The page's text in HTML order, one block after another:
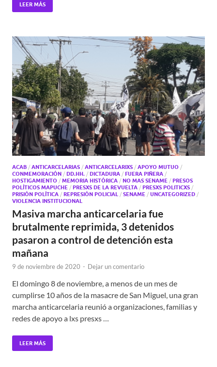
LEER MÁS
ACAB / ANTICARCELARIAS / ANTICARCELARIXS / APOYO MUTUO /
CONMEMORACIÓN / DD.HH. / DICTADURA / FUERA PIÑERA /
HOSTIGAMIENTO / MEMORIA HISTÓRICA / NO MAS SENAME / PRESOS
POLÍTICOS MAPUCHE / PRESXS DE LA REVUELTA / PRESXS POLITICXS /
PRISIÓN POLÍTICA / REPRESIÓN POLICIAL / SENAME / UNCATEGORIZED /
VIOLENCIA INSTITUCIONAL
Masiva marcha anticarcelaria fue
brutalmente reprimida, 3 detenidos
pasaron a control de detención esta
mañana
9 de noviembre de 2020 - Dejar un comentario
El domingo 8 de noviembre, a menos de un mes de
cumplirse 10 años de la masacre de San Miguel, una gran
marcha anticarcelaria reunió a organizaciones, familias y
redes de apoyo a lxs presxs …
LEER MÁS